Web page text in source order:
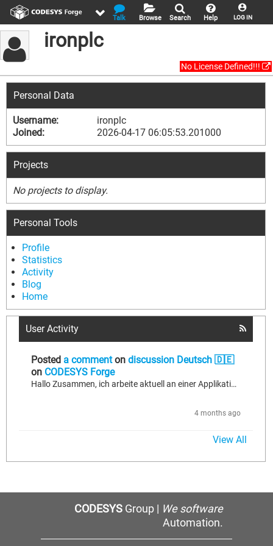
LOG IN
Help
Search
Browse
Talk
ironplc
No License Defined!!!
Personal Data
Username:
ironplc
Joined:
2026-04-17 06:05:53.201000
Projects
No projects to display.
Personal Tools
Profile
Statistics
Activity
Blog
Home
User Activity
Posted a commenton discussion Deutsch 🇩🇪
on CODESYS Forge
Hallo Zusammen, ich arbeite aktuell an einer Applikation, bei der im OPC-UA-Server eines Geräts ein Methodenaufruf implementiert ist, der für die Ansteuerung des Geräts erforderlich ist. Meine Steuerung agiert in diesem Fall als OPC-UA-Client und kommuniziert mit dem entsprechenden Server. Mit der Software UaExpert oder über eine entsprechende Hochsprache lässt sich der Methodenaufruf problemlos ausführen. Die Umsetzung im IEC-Code in CODESYS ist wohl etwas komplexer, wie ich festgestellt habe. Ich...
4 months ago
View All
CODESYSGroup | We software
Automation.